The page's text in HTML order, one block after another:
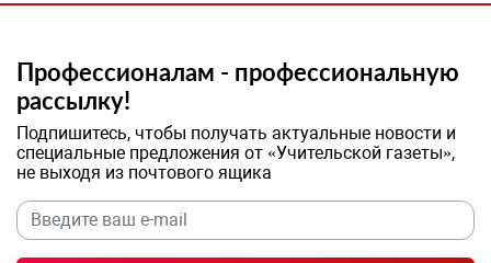
Профессионалам - профессиональную
рассылку!
Подпишитесь, чтобы получать актуальные новости и
специальные предложения от «Учительской газеты»,
не выходя из почтового ящика